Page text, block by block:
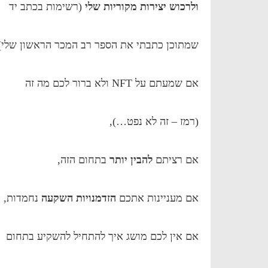
ולרכוש יצירות מקוריות שלי (רשימות בכתב יד
שמתוכן כתבתי את הספר רב המכר הראשון
אם שמעתם על NFT ולא ברור לכם מה זה
(רמז – זה לא נפט…),
אם רציתם להבין יותר בתחום הזה,
אם מעניינות אתכם הזדמנויות השקעה נחמדות,
אם אין לכם מושג איך להתחיל להשקיע בתחום